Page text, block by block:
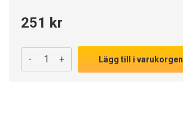
251 kr
- + Lägg till i varukorgen